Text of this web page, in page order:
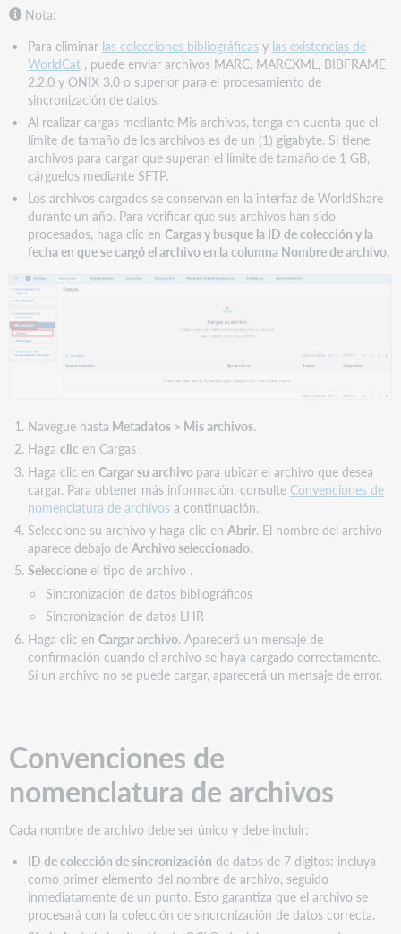
información
sobre
el
procesamiento
de
registros
Nota:
Para eliminar las colecciones bibliográficasy las existencias de
WorldCat, puede enviar archivos MARC, MARCXML, BIBFRAME
2.2.0 y ONIX 3.0 o superior para el procesamiento de
sincronización de datos.
Al realizar cargas mediante Mis archivos, tenga en cuenta que el
límite de tamaño de los archivos es de un (1) gigabyte. Si tiene
archivos para cargar que superan el límite de tamaño de 1 GB,
cárguelos mediante SFTP.
Los archivos cargados se conservan en la interfaz de WorldShare
durante un año. Para verificar que sus archivos han sido
procesados, haga clic en Cargas y busque la ID de colección y la
fecha en que se cargó el archivo en la columna Nombre de archivo.
Navegue hasta Metadatos > Mis archivos.
Haga clic en Cargas .
Haga clic en Cargar su archivo para ubicar el archivo que desea
cargar. Para obtener más información, consulte Convenciones de
nomenclatura de archivosa continuación.
Seleccione su archivo y haga clic en Abrir. El nombre del archivo
aparece debajo de Archivo seleccionado.
Seleccioneel tipo de archivo .
Sincronización de datos bibliográficos
Sincronización de datos LHR
Haga clic en Cargar archivo. Aparecerá un mensaje de
confirmación cuando el archivo se haya cargado correctamente.
Si un archivo no se puede cargar, aparecerá un mensaje de error.
Convenciones de
nomenclatura de archivos
Cada nombre de archivo debe ser único y debe incluir:
ID de colección de sincronización de datos de 7 dígitos: incluya
como primer elemento del nombre de archivo, seguido
inmediatamente de un punto. Esto garantiza que el archivo se
procesará con la colección de sincronización de datos correcta.